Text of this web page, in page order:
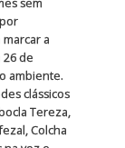
sem
a
de
ambiente.
clássicos
Tereza,
Colcha